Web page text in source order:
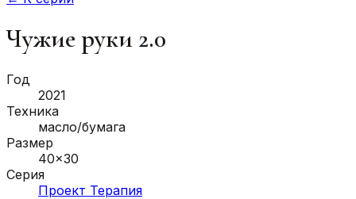
Чужие руки 2.0
Год
2021
Техника
масло/бумага
Размер
40x30
Серия
Проект Терапия